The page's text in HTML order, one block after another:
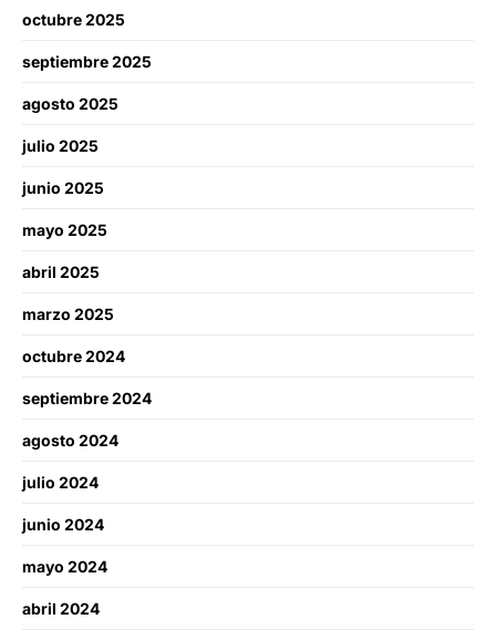
octubre 2025
septiembre 2025
agosto 2025
julio 2025
junio 2025
mayo 2025
abril 2025
marzo 2025
octubre 2024
septiembre 2024
agosto 2024
julio 2024
junio 2024
mayo 2024
abril 2024